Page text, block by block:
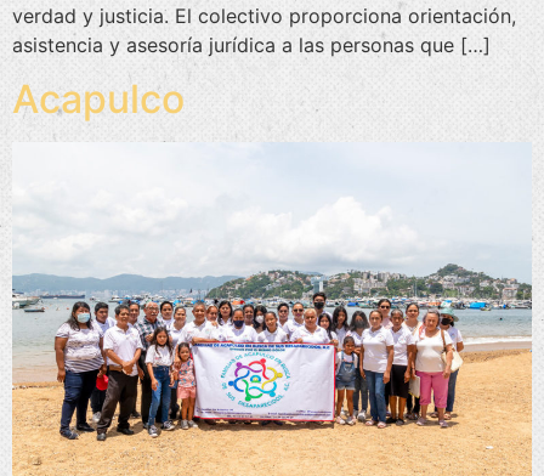
verdad y justicia. El colectivo proporciona orientación,
asistencia y asesoría jurídica a las personas que […]
Acapulco